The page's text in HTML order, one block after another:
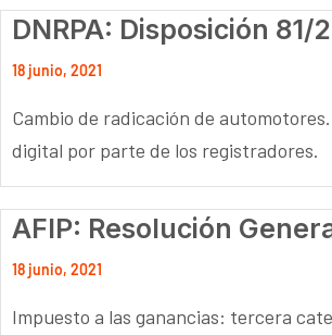
DNRPA: Disposición 81/
18 junio, 2021
Cambio de radicación de
digital por parte de los registradores.
AFIP: Resolución
18 junio, 2021
Impuesto a las ganancias: tercera